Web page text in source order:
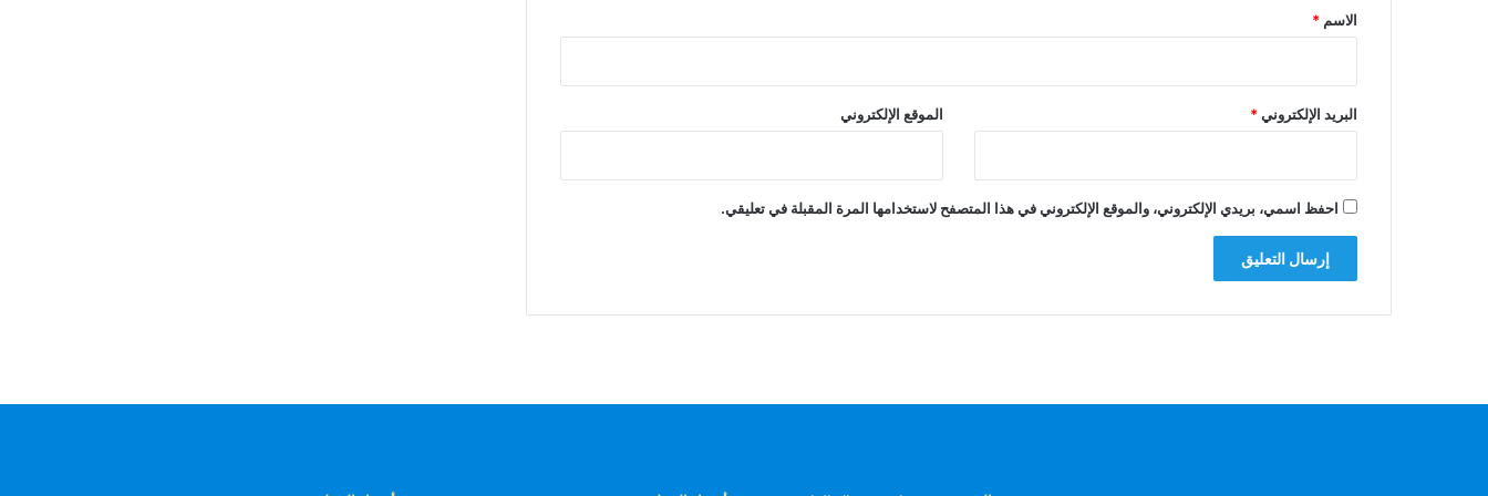
*
الاسم *
البريد الإلكتروني* الموقع الإلكتروني
احفظ اسمي، بريدي الإلكتروني، والموقع الإلكتروني في هذا المتصفح لاستخدامها المرة المقبلة في تعليقي.